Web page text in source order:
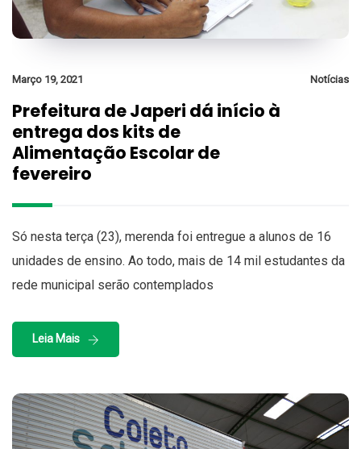
Março 19, 2021 Notícias
Prefeitura de Japeri dá início à
entrega dos kits de
Alimentação Escolar de
fevereiro
Só nesta terça (23), merenda foi entregue a alunos de 16
unidades de ensino. Ao todo, mais de 14 mil estudantes da
rede municipal serão contemplados
Leia Mais